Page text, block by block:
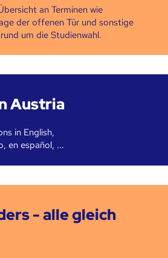
an Terminen wie
der offenen Tür und sonstige
um die Studienwahl.
Austria
in English,
en español, ...
- alle gleich